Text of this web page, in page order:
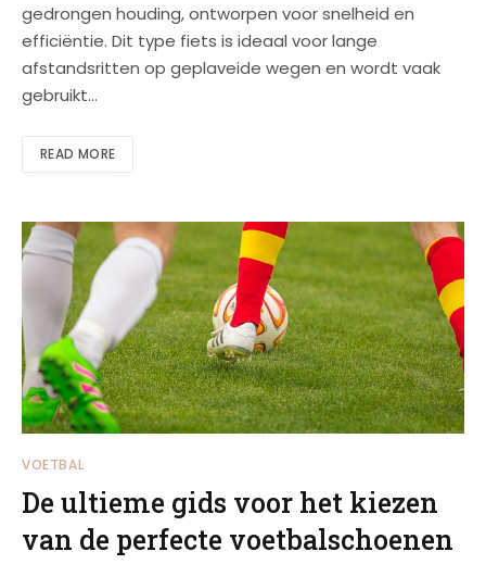
gedrongen houding, ontworpen voor snelheid en
efficiëntie. Dit type fiets is ideaal voor lange
afstandsritten op geplaveide wegen en wordt vaak
gebruikt…
READ MORE
VOETBAL
De ultieme gids voor het kiezen
van de perfecte voetbalschoenen